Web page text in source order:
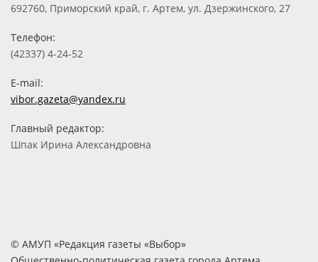
692760, Приморский край, г. Артем, ул. Дзержинского, 27
Телефон:
(42337) 4-24-52
E-mail:
vibor.gazeta@yandex.ru
Главный редактор:
Шпак Ирина Александровна
© АМУП «Редакция газеты «Выбор»